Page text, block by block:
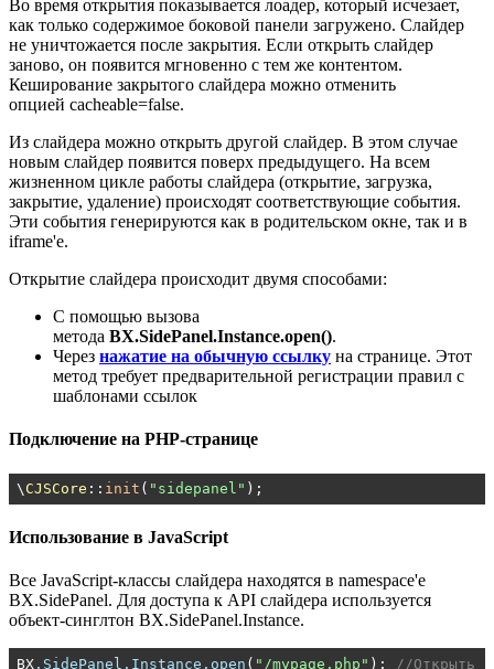
Во время открытия показывается лоадер, который исчезает,
как только содержимое боковой панели загружено. Слайдер
не уничтожается после закрытия. Если открыть слайдер
заново, он появится мгновенно с тем же контентом.
Кеширование закрытого слайдера можно отменить
опцией cacheable=false.
Из слайдера можно открыть другой слайдер. В этом случае
новым слайдер появится поверх предыдущего. На всем
жизненном цикле работы слайдера (открытие, загрузка,
закрытие, удаление) происходят соответствующие события.
Эти события генерируются как в родительском окне, так и в
iframe'е.
Открытие слайдера происходит двумя способами:
С помощью вызова
метода BX.SidePanel.Instance.open().
Через нажатие на обычную ссылку на странице. Этот
метод требует предварительной регистрации правил с
шаблонами ссылок
Подключение на PHP-странице
\ CJSCore :: init ( "sidepanel" );
Использование в JavaScript
Все JavaScript-классы слайдера находятся в namespace'е
BX.SidePanel. Для доступа к API слайдера используется
объект-синглтон BX.SidePanel.Instance.
BX.SidePanel .Instance .open ( "/mypage.php" ); //Открыть в